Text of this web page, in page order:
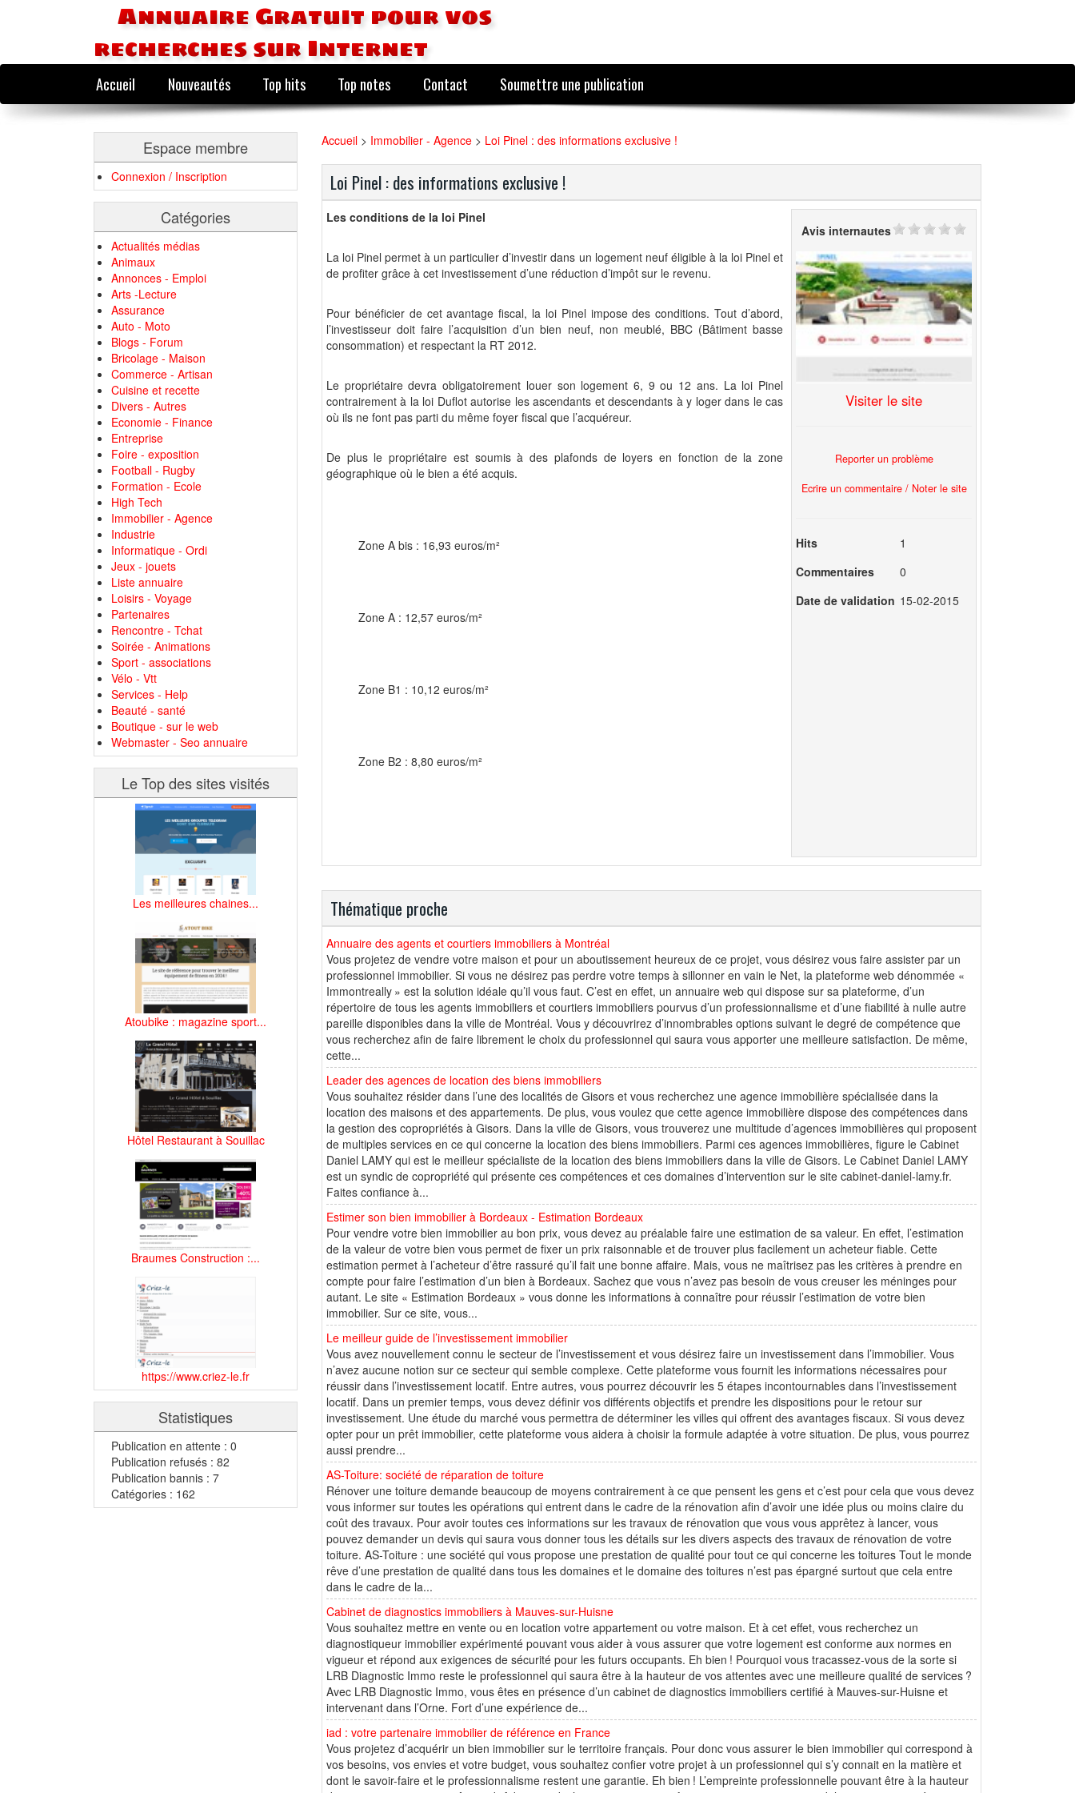
Annuaire Gratuit pour vos
recherches sur Internet
Accueil Nouveautés Top hits Top notes Contact Soumettre une publication
Espace membre
Connexion / Inscription
Catégories
Actualités médias
Animaux
Annonces - Emploi
Arts -Lecture
Assurance
Auto - Moto
Blogs - Forum
Bricolage - Maison
Commerce - Artisan
Cuisine et recette
Divers - Autres
Economie - Finance
Entreprise
Foire - exposition
Football - Rugby
Formation - Ecole
High Tech
Immobilier - Agence
Industrie
Informatique - Ordi
Jeux - jouets
Liste annuaire
Loisirs - Voyage
Partenaires
Rencontre - Tchat
Soirée - Animations
Sport - associations
Vélo - Vtt
Services - Help
Beauté - santé
Boutique - sur le web
Webmaster - Seo annuaire
Le Top des sites visités
Les meilleures chaines...
Atoubike : magazine sport...
Hôtel Restaurant à Souillac
Braumes Construction :...
https://www.criez-le.fr
Statistiques
Publication en attente : 0
Publication refusés : 82
Publication bannis : 7
Catégories : 162
Accueil > Immobilier - Agence > Loi Pinel : des informations exclusive !
Loi Pinel : des informations exclusive !
Les conditions de la loi Pinel
La loi Pinel permet à un particulier d’investir dans un logement neuf éligible à la loi Pinel et
de profiter grâce à cet investissement d’une réduction d’impôt sur le revenu.
Pour bénéficier de cet avantage fiscal, la loi Pinel impose des conditions. Tout d’abord,
l’investisseur doit faire l’acquisition d’un bien neuf, non meublé, BBC (Bâtiment basse
consommation) et respectant la RT 2012.
Le propriétaire devra obligatoirement louer son logement 6, 9 ou 12 ans. La loi Pinel
contrairement à la loi Duflot autorise les ascendants et descendants à y loger dans le cas
où ils ne font pas parti du même foyer fiscal que l’acquéreur.
De plus le propriétaire est soumis à des plafonds de loyers en fonction de la zone
géographique où le bien a été acquis.
Zone A bis : 16,93 euros/m²
Zone A : 12,57 euros/m²
Zone B1 : 10,12 euros/m²
Zone B2 : 8,80 euros/m²
Avis internautes
Visiter le site
Reporter un problème
Ecrire un commentaire / Noter le site
Hits
1
Commentaires
0
Date de validation 15-02-2015
Thématique proche
Annuaire des agents et courtiers immobiliers à Montréal
Vous projetez de vendre votre maison et pour un aboutissement heureux de ce projet, vous désirez vous faire assister par un
professionnel immobilier. Si vous ne désirez pas perdre votre temps à sillonner en vain le Net, la plateforme web dénommée «
Immontreally » est la solution idéale qu’il vous faut. C’est en effet, un annuaire web qui dispose sur sa plateforme, d’un
répertoire de tous les agents immobiliers et courtiers immobiliers pourvus d’un professionnalisme et d’une fiabilité à nulle autre
pareille disponibles dans la ville de Montréal. Vous y découvrirez d’innombrables options suivant le degré de compétence que
vous recherchez afin de faire librement le choix du professionnel qui saura vous apporter une meilleure satisfaction. De même,
cette...
Leader des agences de location des biens immobiliers
Vous souhaitez résider dans l’une des localités de Gisors et vous recherchez une agence immobilière spécialisée dans la
location des maisons et des appartements. De plus, vous voulez que cette agence immobilière dispose des compétences dans
la gestion des copropriétés à Gisors. Dans la ville de Gisors, vous trouverez une multitude d’agences immobilières qui proposent
de multiples services en ce qui concerne la location des biens immobiliers. Parmi ces agences immobilières, figure le Cabinet
Daniel LAMY qui est le meilleur spécialiste de la location des biens immobiliers dans la ville de Gisors. Le Cabinet Daniel LAMY
est un syndic de copropriété qui présente ces compétences et ces domaines d’intervention sur le site cabinet-daniel-lamy.fr.
Faites confiance à...
Estimer son bien immobilier à Bordeaux - Estimation Bordeaux
Pour vendre votre bien immobilier au bon prix, vous devez au préalable faire une estimation de sa valeur. En effet, l’estimation
de la valeur de votre bien vous permet de fixer un prix raisonnable et de trouver plus facilement un acheteur fiable. Cette
estimation permet à l’acheteur d’être rassuré qu’il fait une bonne affaire. Mais, vous ne maîtrisez pas les critères à prendre en
compte pour faire l’estimation d’un bien à Bordeaux. Sachez que vous n’avez pas besoin de vous creuser les méninges pour
autant. Le site « Estimation Bordeaux » vous donne les informations à connaître pour réussir l’estimation de votre bien
immobilier. Sur ce site, vous...
Le meilleur guide de l’investissement immobilier
Vous avez nouvellement connu le secteur de l’investissement et vous désirez faire un investissement dans l’immobilier. Vous
n’avez aucune notion sur ce secteur qui semble complexe. Cette plateforme vous fournit les informations nécessaires pour
réussir dans l’investissement locatif. Entre autres, vous pourrez découvrir les 5 étapes incontournables dans l’investissement
locatif. Dans un premier temps, vous devez définir vos différents objectifs et prendre les dispositions pour le retour sur
investissement. Une étude du marché vous permettra de déterminer les villes qui offrent des avantages fiscaux. Si vous devez
opter pour un prêt immobilier, cette plateforme vous aidera à choisir la formule adaptée à votre situation. De plus, vous pourrez
aussi prendre...
AS-Toiture: société de réparation de toiture
Rénover une toiture demande beaucoup de moyens contrairement à ce que pensent les gens et c’est pour cela que vous devez
vous informer sur toutes les opérations qui entrent dans le cadre de la rénovation afin d’avoir une idée plus ou moins claire du
coût des travaux. Pour avoir toutes ces informations sur les travaux de rénovation que vous vous apprêtez à lancer, vous
pouvez demander un devis qui saura vous donner tous les détails sur les divers aspects des travaux de rénovation de votre
toiture. AS-Toiture : une société qui vous propose une prestation de qualité pour tout ce qui concerne les toitures Tout le monde
rêve d’une prestation de qualité dans tous les domaines et le domaine des toitures n’est pas épargné surtout que cela entre
dans le cadre de la...
Cabinet de diagnostics immobiliers à Mauves-sur-Huisne
Vous souhaitez mettre en vente ou en location votre appartement ou votre maison. Et à cet effet, vous recherchez un
diagnostiqueur immobilier expérimenté pouvant vous aider à vous assurer que votre logement est conforme aux normes en
vigueur et répond aux exigences de sécurité pour les futurs occupants. Eh bien ! Pourquoi vous tracassez-vous de la sorte si
LRB Diagnostic Immo reste le professionnel qui saura être à la hauteur de vos attentes avec une meilleure qualité de services ?
Avec LRB Diagnostic Immo, vous êtes en présence d’un cabinet de diagnostics immobiliers certifié à Mauves-sur-Huisne et
intervenant dans l’Orne. Fort d’une expérience de...
iad : votre partenaire immobilier de référence en France
Vous projetez d’acquérir un bien immobilier sur le territoire français. Pour donc vous assurer le bien immobilier qui correspond à
vos besoins, vos envies et votre budget, vous souhaitez confier votre projet à un professionnel qui s’y connait en la matière et
dont le savoir-faire et le professionnalisme restent une garantie. Eh bien ! L’empreinte professionnelle pouvant être à la hauteur